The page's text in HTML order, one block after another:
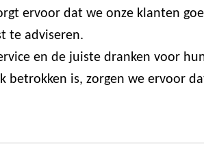
ervoor dat we onze klanten
te adviseren.
en de juiste dranken voor
is, zorgen we ervoor